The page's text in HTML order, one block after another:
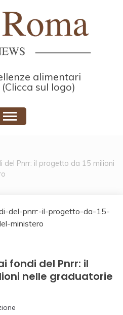
alimentari
sul logo)
del Pnrr: il progetto da 15 milioni
fondi del Pnrr: il
nelle graduatorie